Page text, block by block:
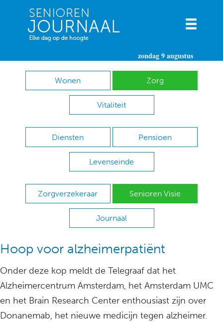
zondag 9 augustus
Wonen Zorg
Vitaliteit
Diensten Pensioen
Levenseinde
Zorgverzekeraar Senioren Visie
Journaal
Hoop voor alzheimerpatiënt
Onder deze kop meldt de Telegraaf dat het
Alzheimercentrum Amsterdam, het Amsterdam UMC
en het Brain Research Center enthousiast zijn over
Donanemab, het nieuwe medicijn tegen alzheimer.